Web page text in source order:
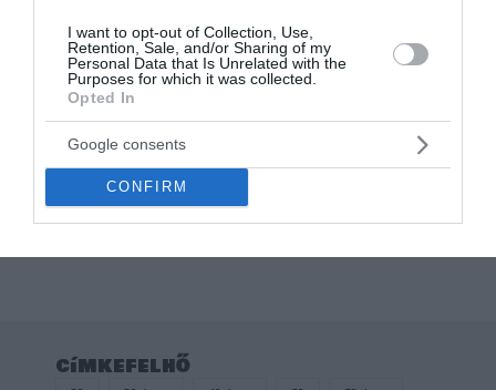
I want to opt-out of Collection, Use,
Retention, Sale, and/or Sharing of my
Personal Data that Is Unrelated with the
Purposes for which it was collected.
Opted In
Google consents
CONFIRM
Otthon, háztartás
MRS. ALWAYS RIGHT –
VICCES POÉNOS PÁRNA
TREMÉKKÉP
Értékelés:
5
4.000Ft
címkefelhő